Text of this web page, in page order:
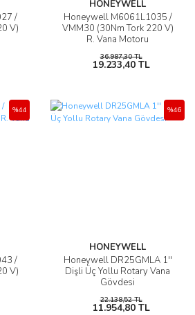
/
V)
HONEYWELL
Honeywell M6061L1035 /
VMM30 (30Nm Tork 220 V)
R. Vana Motoru
36.987,30 TL
19.233,40 TL
/
V)
%44
HONEYWELL
Honeywell DR25GMLA 1''
Dişli Üç Yollu Rotary Vana
Gövdesi
%46
22.138,52 TL
11.954,80 TL